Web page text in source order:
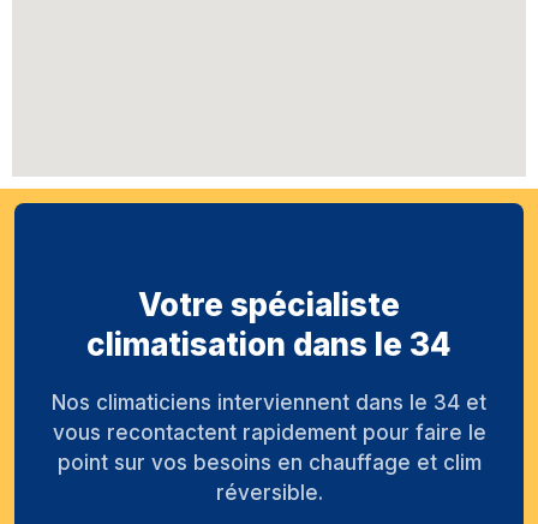
Votre spécialiste
climatisation dans le 34
Nos climaticiens interviennent dans le 34 et
vous recontactent rapidement pour faire le
point sur vos besoins en chauffage et clim
réversible.